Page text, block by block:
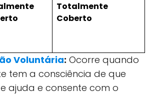
Totalmente
Coberto
Voluntária: Ocorre quando
tem a consciência de que
ajuda e consente com o